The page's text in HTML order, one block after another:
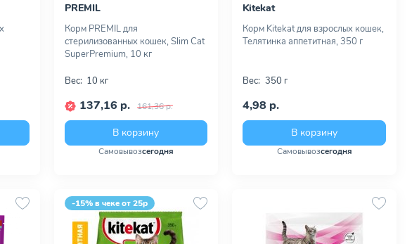
PREMIL
Корм PREMIL для
стерилизованных кошек, Slim Cat
SuperPremium, 10 кг
Вес: 10 кг
137,16 р. 161,36 р.
В корзину
Самовывозсегодня
Kitekat
Корм Kitekat для взрослых кошек,
Телятинка аппетитная, 350 г
Вес: 350 г
4,98 р.
В корзину
Самовывозсегодня
-15% в чеке от 25р